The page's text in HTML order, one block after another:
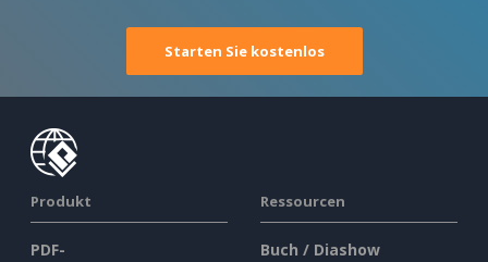
Starten Sie kostenlos
Produkt
PDF-
Ressourcen
Buch / Diashow